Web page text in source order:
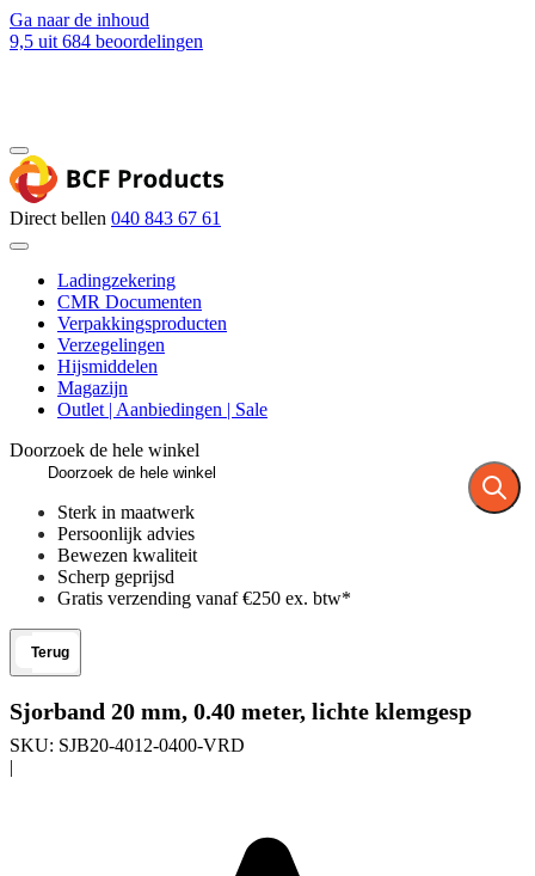
Ga naar de inhoud
9,5 uit 684 beoordelingen
Direct bellen 040 843 67 61
Ladingzekering
CMR Documenten
Verpakkingsproducten
Verzegelingen
Hijsmiddelen
Magazijn
Outlet | Aanbiedingen | Sale
Doorzoek de hele winkel
Sterk in maatwerk
Persoonlijk advies
Bewezen kwaliteit
Scherp geprijsd
Gratis verzending vanaf €250 ex. btw*
Terug
Sjorband 20 mm, 0.40 meter, lichte klemgesp
SKU: SJB20-4012-0400-VRD
|